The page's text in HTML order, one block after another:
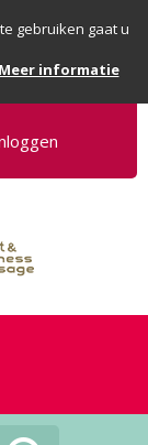
gebruiken gaat u
Meer informatie